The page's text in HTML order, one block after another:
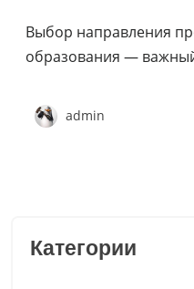
Категории
Выбор направления
образования —
admin